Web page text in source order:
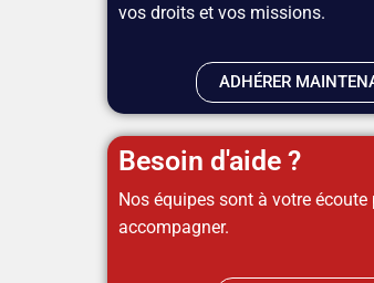
vos droits et vos missions.
ADHÉRER
Besoin d'aide ?
Nos équipes sont à votre écoute
accompagner.